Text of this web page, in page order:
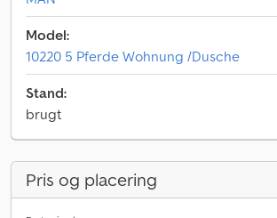
Model:
10220 5 Pferde Wohnung /Dusche
Stand:
brugt
Pris og placering